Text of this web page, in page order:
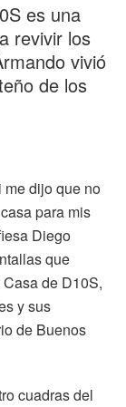
es una
revivir los
vivió
de los
me dijo que no
para mis
Diego
que
de D10S,
y sus
de Buenos
cuadras del